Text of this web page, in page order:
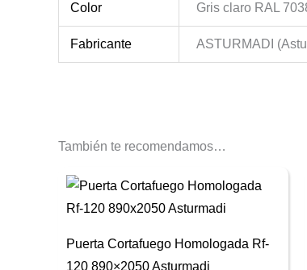
Color Gris claro RAL
Fabricante ASTURMADI
También te recomendamos…
Puerta Cortafuego Homologada Rf-
120 890×2050 Asturmadi